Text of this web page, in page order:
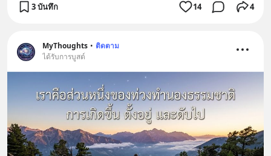
3 บันทึก 14 4
MyThoughts • ติดตาม
ได้รับการบูสต์